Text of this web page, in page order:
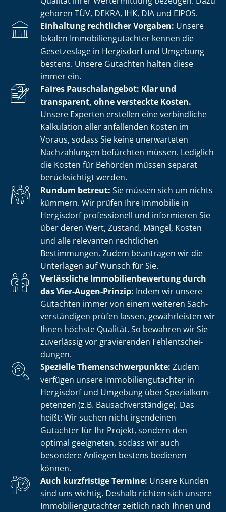
gehören TÜV, DEKRA, IHK, DIA und EIPOS.
Einhaltung rechtlicher Vorgaben: Unsere
lokalen Im­mo­bi­li­en­gut­ach­ter kennen die
Gesetzeslage in Hergisdorf und Umgebung
bestens. Unsere Gutachten halten diese
immer ein.
Faires Pauschalangebot: Klar und
transparent, ohne versteckte Kosten.
Unsere Experten erstellen eine verbindliche
Kalkulation aller anfallenden Kosten im
Voraus, sodass Sie keine unerwarteten
Nachzahlungen befürchten müssen. Lediglich
die Kosten für Behörden müssen separat
berücksichtigt werden.
Rundum betreut: Sie müssen sich um nichts
kümmern. Wir prüfen Ihre Immobilie in
Hergisdorf professionell und informieren Sie
über deren Wert, Zustand, Mängel, Kosten
und alle relevanten rechtlichen
Bestimmungen. Zudem beantragen wir die
Unterlagen auf Wunsch für Sie.
Verlässliche Im­mo­bi­li­en­be­wer­tung durch
das Vier-Augen-Prinzip: Indem wir unsere
Gutachten immer von einem weiteren Sach­
ver­stän­di­gen prüfen lassen, gewährleisten wir
Ihnen höchste Qualität. So bewahren wir Sie
zuverlässig vor gravierenden Fehl­ent­schei­
dun­gen.
Spezielle The­men­schwer­punk­te: Zudem
verfügen unsere Im­mo­bi­li­en­gut­ach­ter in
Hergisdorf und Umgebung über Spe­zi­al­kom­
pe­ten­zen (z.B. Bau­sach­ver­stän­di­ge). Das
heißt: Wir suchen nicht irgendeinen
Gutachter für Ihr Projekt, sondern den
optimal geeigneten, sodass wir auch
besondere Anliegen bestens bedienen
können.
Auch kurzfristige Termine: Unsere Kunden
sind uns wichtig. Deshalb richten sich unsere
Im­mo­bi­li­en­gut­ach­ter zeitlich nach Ihnen und